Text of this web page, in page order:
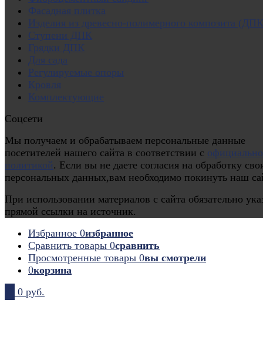
Фасадная плитка
Изделия из древесно-полимерного композита
Ступени ДПК
Грядки ДПК
Для сада
Регулируемые опоры
Кровля
Комплектующие
Соцсети
Мы получаем и обрабатываем персональные данные
посетителей нашего сайта в соответствии с
политикой. Если вы не даете согласия на обработку
персональных данных,вам необходимо покинуть наш
При использовании материалов с сайта обязательно
прямой ссылки на источник.
Избранное 0избранное
Сравнить товары 0сравнить
Просмотренные товары 0вы смотрели
0корзина
0 руб.